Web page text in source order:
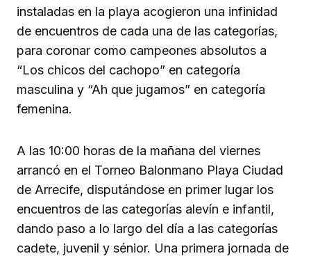
instaladas en la playa acogieron una infinidad
de encuentros de cada una de las categorías,
para coronar como campeones absolutos a
“Los chicos del cachopo” en categoría
masculina y “Ah que jugamos” en categoría
femenina.
A las 10:00 horas de la mañana del viernes
arrancó en el Torneo Balonmano Playa Ciudad
de Arrecife, disputándose en primer lugar los
encuentros de las categorías alevín e infantil,
dando paso a lo largo del día a las categorías
cadete, juvenil y sénior. Una primera jornada de